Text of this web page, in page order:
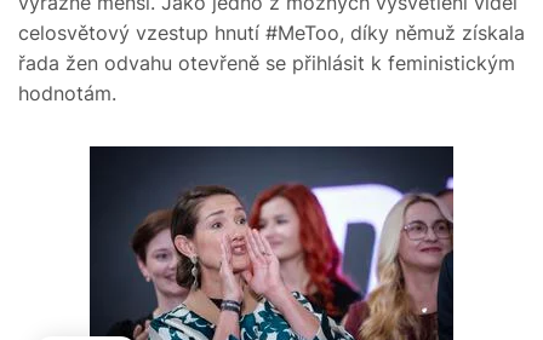
celosvětový vzestup hnutí #MeToo, díky němuž získala
řada žen odvahu otevřeně se přihlásit k feministickým
hodnotám.